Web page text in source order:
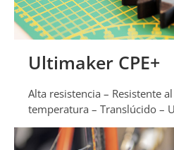
Ultimaker CPE+
Alta resistencia – Resistente
temperatura – Translúcido –